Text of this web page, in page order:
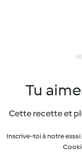
Tu
Cette recette et
Inscrive-toi à notre